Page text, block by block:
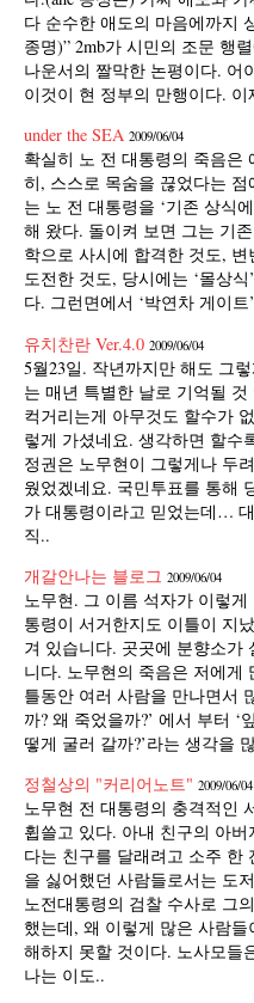
다 순수한 애도의 마음에까지
종명)” 2mb가 시민의 조문 행
나운서의 짤막한 논평이다. 어
이것이 현 정부의 만행이다.
under the SEA 2009/06/04
확실히 노 전 대통령의 죽음은
히, 스스로 목숨을 끊었다는
는 노 전 대통령을 ‘기존 상식
해 왔다. 돌이켜 보면 그는 기
학으로 사시에 합격한 것도,
도전한 것도, 당시에는 ‘몰상
다. 그런면에서 ‘박연차 게이
유치찬란 Ver.4.0 2009/06/04
5월23일. 작년까지만 해도 그
는 매년 특별한 날로 기억될
컥거리는게 아무것도 할수가
렇게 가셨네요. 생각하면 할수
정권은 노무현이 그렇게나 두
웠었겠네요. 국민투표를 통해
가 대통령이라고 믿었는데…
직..
개갈안나는 블로그 2009/06/04
노무현. 그 이름 석자가 이렇
통령이 서거한지도 이틀이 지
겨 있습니다. 곳곳에 분향소가
니다. 노무현의 죽음은 저에게
틀동안 여러 사람을 만나면서
까? 왜 죽었을까?’ 에서 부터
떻게 굴러 갈까?’라는 생각을
정철상의 "커리어노트" 2009/06/04
노무현 전 대통령의 충격적인
휩쓸고 있다. 아내 친구의 아
다는 친구를 달래려고 소주 한
을 싫어했던 사람들로서는 도
노전대통령의 검찰 수사로 그
했는데, 왜 이렇게 많은 사람
해하지 못할 것이다. 노사모들
나는 이도..